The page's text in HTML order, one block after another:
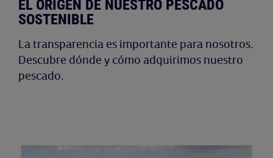
EL ORIGEN DE NUESTRO PESCADO
SOSTENIBLE
La transparencia es importante para nosotros.
Descubre dónde y cómo adquirimos nuestro
pescado.